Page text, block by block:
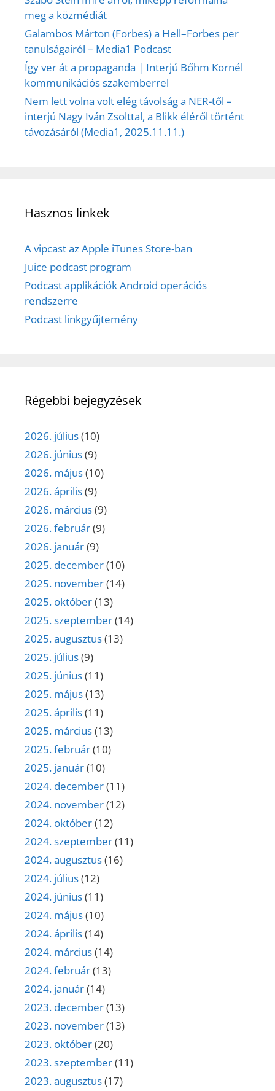
meg a közmédiát
Galambos Márton (Forbes) a Hell–Forbes per
tanulságairól – Media1 Podcast
Így ver át a propaganda | Interjú Bőhm Kornél
kommunikációs szakemberrel
Nem lett volna volt elég távolság a NER-től –
interjú Nagy Iván Zsolttal, a Blikk éléről történt
távozásáról (Media1, 2025.11.11.)
Hasznos linkek
A vipcast az Apple iTunes Store-ban
Juice podcast program
Podcast applikációk Android operációs
rendszerre
Podcast linkgyűjtemény
Régebbi bejegyzések
2026. július(10)
2026. június(9)
2026. május(10)
2026. április(9)
2026. március(9)
2026. február(9)
2026. január(9)
2025. december(10)
2025. november(14)
2025. október(13)
2025. szeptember(14)
2025. augusztus(13)
2025. július(9)
2025. június(11)
2025. május(13)
2025. április(11)
2025. március(13)
2025. február(10)
2025. január(10)
2024. december(11)
2024. november(12)
2024. október(12)
2024. szeptember(11)
2024. augusztus(16)
2024. július(12)
2024. június(11)
2024. május(10)
2024. április(14)
2024. március(14)
2024. február(13)
2024. január(14)
2023. december(13)
2023. november(13)
2023. október(20)
2023. szeptember(11)
2023. augusztus(17)